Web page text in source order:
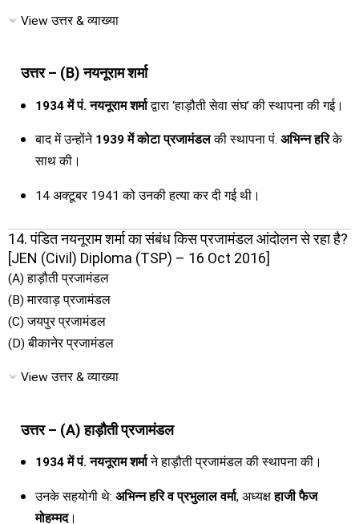
View उत्तर & व्याख्या
उत्तर – (B) नयनूराम शर्मा
1934 में पं. नयनूराम शर्माद्वारा ‘हाड़ौती सेवा संघ’ की स्थापना की गई।
बाद में उन्होंने 1939 में कोटा प्रजामंडलकी स्थापना पं. अभिन्न हरिके
साथ की।
14 अक्टूबर 1941 को उनकी हत्या कर दी गई थी।
14. पंडित नयनूराम शर्मा का संबंध किस प्रजामंडल आंदोलन से रहा है?
[JEN (Civil) Diploma (TSP) – 16 Oct 2016]
(A) हाड़ौती प्रजामंडल
(B) मारवाड़ प्रजामंडल
(C) जयपुर प्रजामंडल
(D) बीकानेर प्रजामंडल
View उत्तर & व्याख्या
उत्तर – (A) हाड़ौती प्रजामंडल
1934 में पं. नयनूराम शर्माने हाड़ौती प्रजामंडल की स्थापना की।
उनके सहयोगी थे: अभिन्न हरि व प्रभुलाल वर्मा, अध्यक्षहाजी फैज
मोहम्मद।